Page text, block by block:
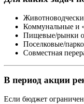
Коммунальные и
Пищевые/рынки
Поселковые/
Совместная
В период акции
Если бюджет